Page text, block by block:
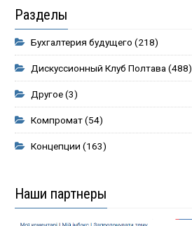
Разделы
Бухгалтерия будущего (218)
Дискуссионный Клуб Полтава(488)
Другое(3)
Компромат(54)
Концепции (163)
Наши партнеры